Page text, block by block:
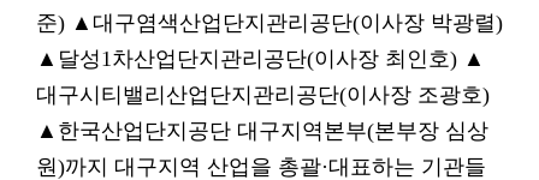
준) ▲대구염색산업단지관리공단(이사장 박광렬)
▲달성1차산업단지관리공단(이사장 최인호) ▲
대구시티밸리산업단지관리공단(이사장 조광호)
▲한국산업단지공단 대구지역본부(본부장 심상
원)까지 대구지역 산업을 총괄·대표하는 기관들